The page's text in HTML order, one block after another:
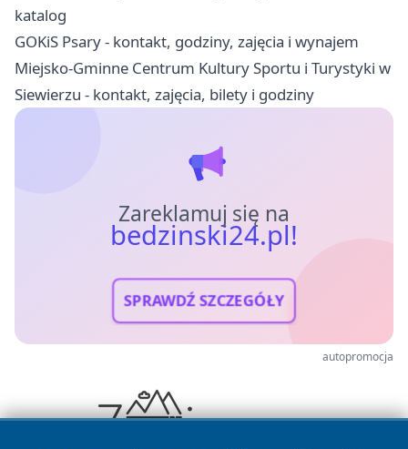
katalog
GOKiS Psary - kontakt, godziny, zajęcia i wynajem
Miejsko-Gminne Centrum Kultury Sportu i Turystyki w
Siewierzu - kontakt, zajęcia, bilety i godziny
Zareklamuj się na
bedzinski24.pl!
SPRAWDŹ SZCZEGÓŁY
autopromocja